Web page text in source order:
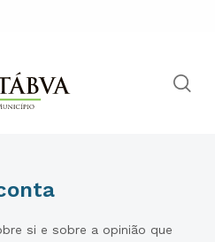
si e sobre a opinião que